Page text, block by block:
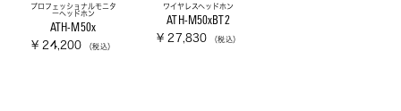
プロフェッショナルモニタ
ーヘッドホン
ATH-M50x
¥ 24,200 （税込）
ワイヤレスヘッドホン
ATH-M50xBT2
¥ 27,830 （税込）